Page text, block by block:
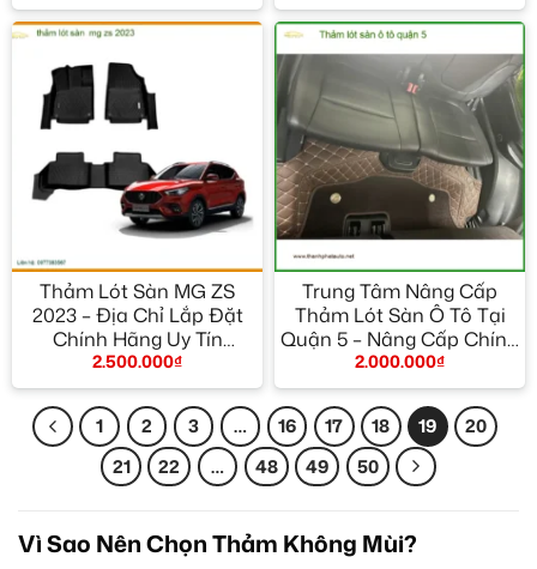
Thảm Lót Sàn MG ZS
2023 – Địa Chỉ Lắp Đặt
Chính Hãng Uy Tín
TPHCM
2.500.000₫
Trung Tâm Nâng Cấp
Thảm Lót Sàn Ô Tô Tại
Quận 5 – Nâng Cấp Chính
Hãng
2.000.000₫
1 2 3 … 16 17 18 19
20
21
22 … 48 49 50
Vì Sao Nên Chọn Thảm Không Mùi?